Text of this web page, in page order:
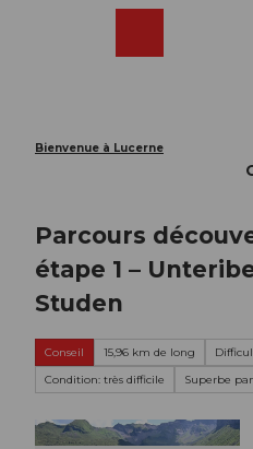
Bienvenue à Lucerne
Parcours
étape 1 –
Studen
Conseil 15,96 km de long
Condition: très difficile
Superbe